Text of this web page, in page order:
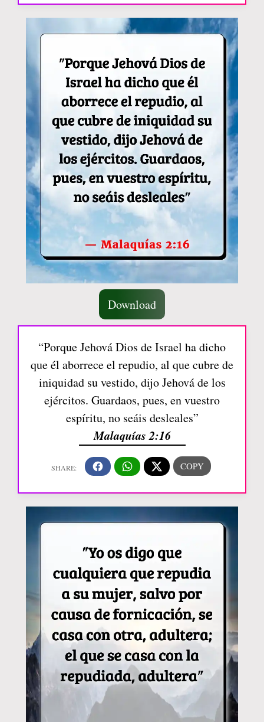
Download
“Porque Jehová Dios de Israel ha dicho
que él aborrece el repudio, al que cubre de
iniquidad su vestido, dijo Jehová de los
ejércitos. Guardaos, pues, en vuestro
espíritu, no seáis desleales”
Malaquías 2:16